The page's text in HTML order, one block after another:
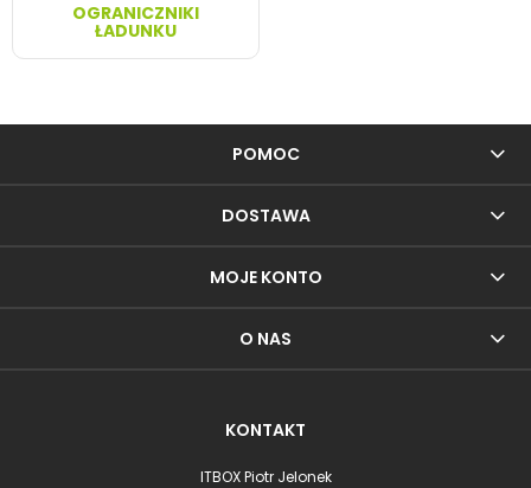
OGRANICZNIKI
ŁADUNKU
POMOC
DOSTAWA
MOJE KONTO
O NAS
KONTAKT
ITBOX Piotr Jelonek